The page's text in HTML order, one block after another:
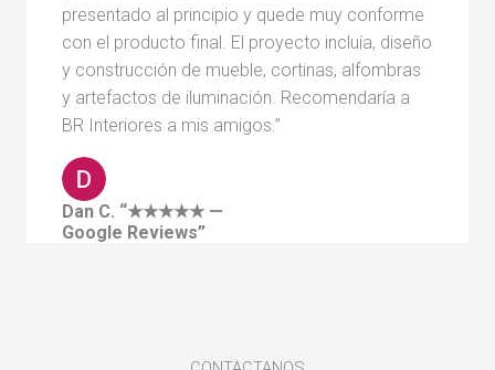
presentado al principio y quede muy conforme
con el producto final. El proyecto incluía, diseño
y construcción de mueble, cortinas, alfombras
y artefactos de iluminación. Recomendaría a
BR Interiores a mis amigos.”
Dan C. “★★★★★ —
Google Reviews”